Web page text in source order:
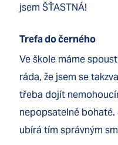
jsem ŠŤASTNÁ!
Trefa do černého
Ve škole máme
ráda, že jsem se
třeba dojít
nepopsatelně
ubírá tím správným